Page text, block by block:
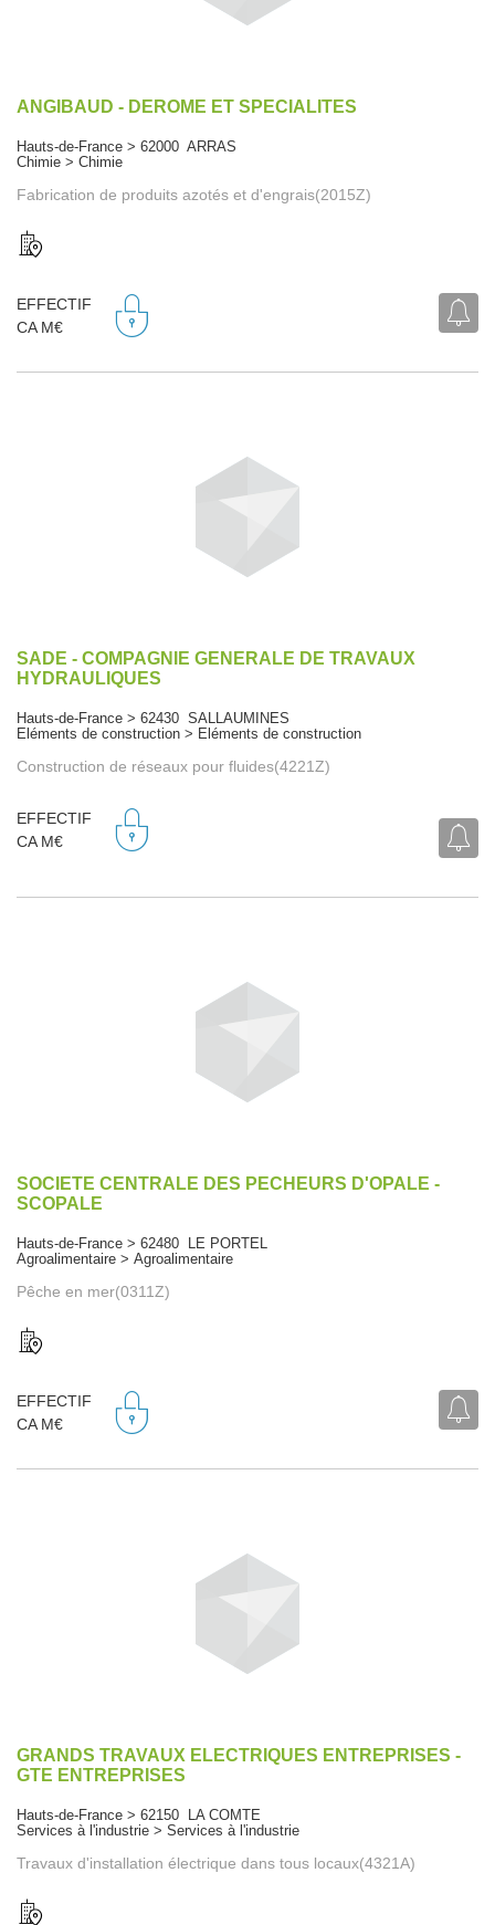
ANGIBAUD - DEROME ET SPECIALITES
Hauts-de-France > 62000 ARRAS
Chimie > Chimie
Fabrication de produits azotés et d'engrais(2015Z)
EFFECTIF
CA M€
SADE - COMPAGNIE GENERALE DE TRAVAUX
HYDRAULIQUES
Hauts-de-France > 62430 SALLAUMINES
Eléments de construction > Eléments de construction
Construction de réseaux pour fluides(4221Z)
EFFECTIF
CA M€
SOCIETE CENTRALE DES PECHEURS D'OPALE -
SCOPALE
Hauts-de-France > 62480 LE PORTEL
Agroalimentaire > Agroalimentaire
Pêche en mer(0311Z)
EFFECTIF
CA M€
GRANDS TRAVAUX ELECTRIQUES ENTREPRISES -
GTE ENTREPRISES
Hauts-de-France > 62150 LA COMTE
Services à l'industrie > Services à l'industrie
Travaux d'installation électrique dans tous locaux(4321A)